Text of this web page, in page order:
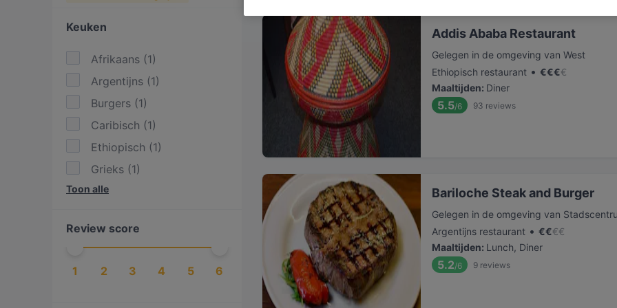
Keuken
Afrikaans (1)
Argentijns (1)
Burgers (1)
Caribisch (1)
Ethiopisch (1)
Grieks (1)
Libanees
Steak (1 )
Toon alle
Review score
1 2 3 4 5 6
Addis Ababa Restaurant
Gelegen in de omgeving van West
Ethiopisch restaurant • €€€€
Maaltijden: Diner
5.5/6 93 reviews
Bariloche Steak and Burger
Gelegen in de omgeving van
Argentijns restaurant • €€€€
Maaltijden: Lunch, Diner
5.2/6 9 reviews